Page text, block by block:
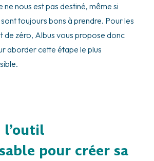
ne nous est pas destiné, même si
toujours bons à prendre. Pour les
de zéro, Albus vous propose donc
aborder cette étape le plus
pour créer sa